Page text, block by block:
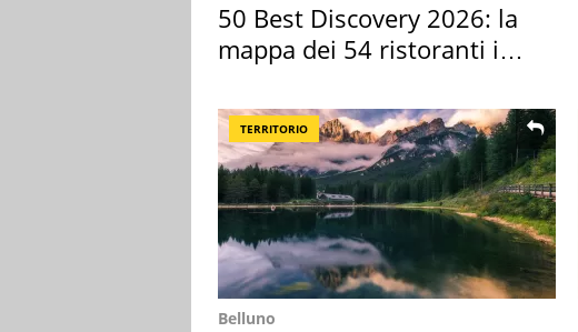
50 Best Discovery 2026: la
mappa dei 54 ristoranti in
TERRITORIO
Belluno